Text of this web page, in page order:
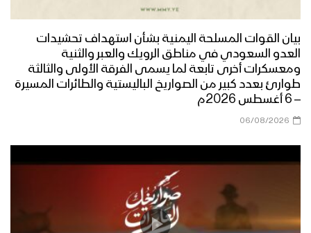
بيان القوات المسلحة اليمنية بشأن استهداف تحشيدات
العدو السعودي في مناطق الرويك والعبر والثنية
ومعسكرات أخرى تابعة لما يسمى الفرقة الأولى والثالثة
طوارئ بعدد كبير من الصواريخ الباليستية والطائرات المسيرة
– 6 أغسطس 2026م
06/08/2026